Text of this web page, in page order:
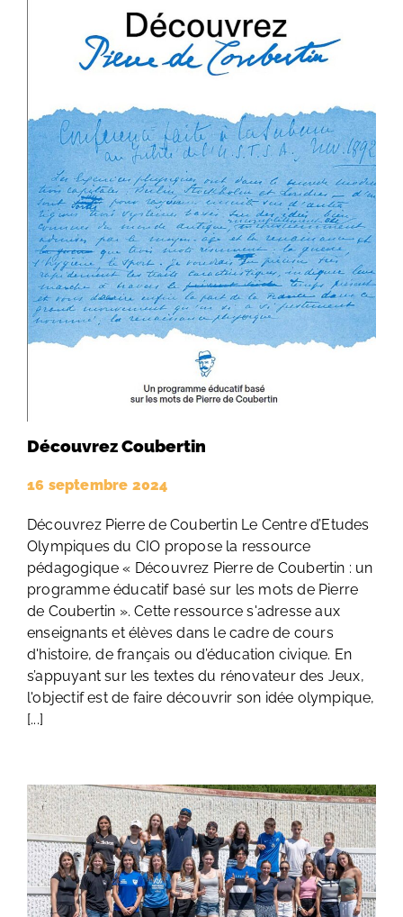
Découvrez Coubertin
16 septembre 2024
Découvrez Pierre de Coubertin Le Centre d’Etudes
Olympiques du CIO propose la ressource
pédagogique « Découvrez Pierre de Coubertin : un
programme éducatif basé sur les mots de Pierre
de Coubertin ». Cette ressource s'adresse aux
enseignants et élèves dans le cadre de cours
d'histoire, de français ou d’éducation civique. En
s’appuyant sur les textes du rénovateur des Jeux,
l'objectif est de faire découvrir son idée olympique,
[...]